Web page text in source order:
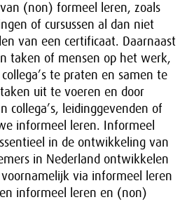
(non) formeel leren, zoals
of cursussen al dan niet
van een certificaat. Daarnaast
taken of mensen op het werk,
te praten en samen te
uit te voeren en door
collega’s, leidinggevenden of
informeel leren. Informeel
in de ontwikkeling van
in Nederland ontwikkelen
via informeel leren
informeel leren en (non)